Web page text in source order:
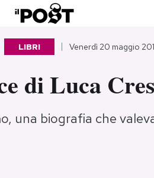
LIBRI Venerdì 20 maggio
di Luca
una biografia che